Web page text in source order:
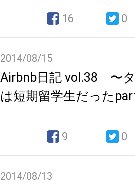
16 0
2014/08/15
Airbnb日記 vol.38 〜
は短期留学生だった
9 0
2014/08/13